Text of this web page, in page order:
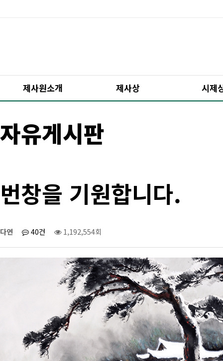
제사원소개 제사상 시제
자유게시판
번창을 기원합니다.
다연 40건 1,192,554회